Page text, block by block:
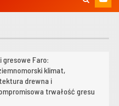
gresowe Faro:
klimat,
drewna i
trwałość gresu